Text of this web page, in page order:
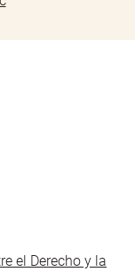
el Derecho y la